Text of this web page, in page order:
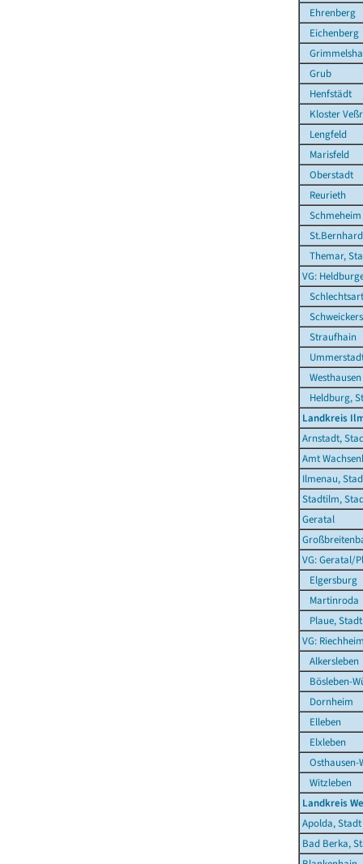
Ehrenberg
Eichenberg
Grub
Henfstädt
Kloster
Lengfeld
Marisfeld
Oberstadt
Reurieth
Schmeheim
St.Bernhard
Themar,
VG:
Schlechtsart
Straufhain
Westhausen
Heldburg,
Landkreis
Arnstadt,
Amt
Ilmenau,
Stadtilm,
Geratal
VG: Geratal/
Elgersburg
Martinroda
Plaue, Stadt
VG:
Alkersleben
Bösleben-
Dornheim
Elleben
Elxleben
Osthausen-
Witzleben
Landkreis
Apolda, Stadt
Bad Berka,